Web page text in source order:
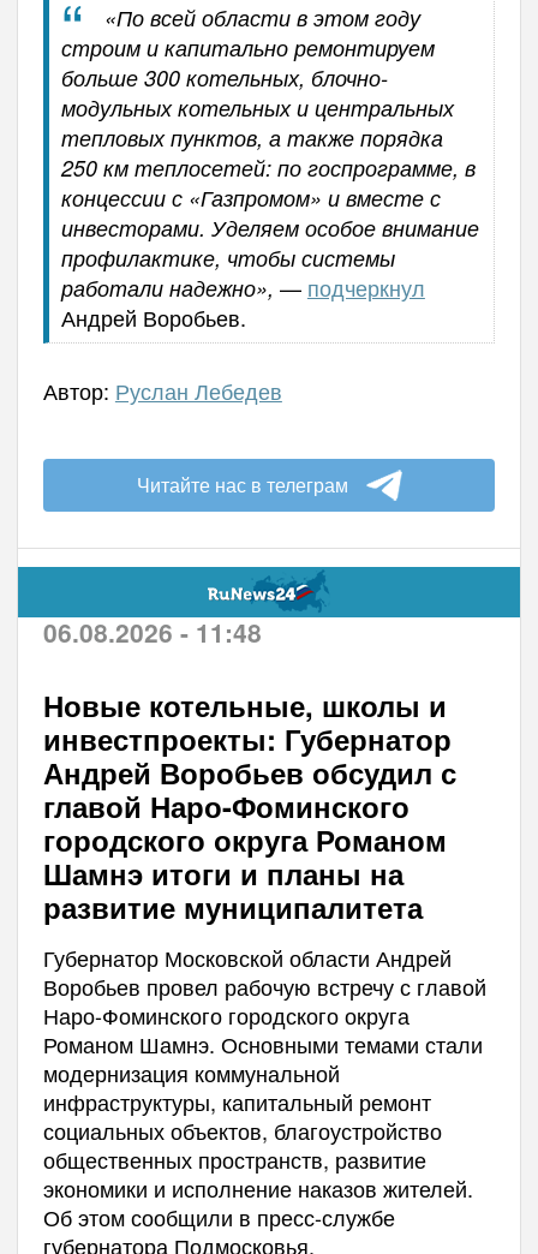
«По всей области в этом году
строим и капитально ремонтируем
больше 300 котельных, блочно-
модульных котельных и центральных
тепловых пунктов, а также порядка
250 км теплосетей: по госпрограмме, в
концессии с «Газпромом» и вместе с
инвесторами. Уделяем особое внимание
профилактике, чтобы системы
работали надежно», — подчеркнул
Андрей Воробьев.
Автор: Руслан Лебедев
Читайте нас в телеграм
06.08.2026 - 11:48
Новые котельные, школы и
инвестпроекты: Губернатор
Андрей Воробьев обсудил с
главой Наро-Фоминского
городского округа Романом
Шамнэ итоги и планы на
развитие муниципалитета
Губернатор Московской области Андрей
Воробьев провел рабочую встречу с главой
Наро-Фоминского городского округа
Романом Шамнэ. Основными темами стали
модернизация коммунальной
инфраструктуры, капитальный ремонт
социальных объектов, благоустройство
общественных пространств, развитие
экономики и исполнение наказов жителей.
Об этом сообщили в пресс-службе
губернатора Подмосковья.